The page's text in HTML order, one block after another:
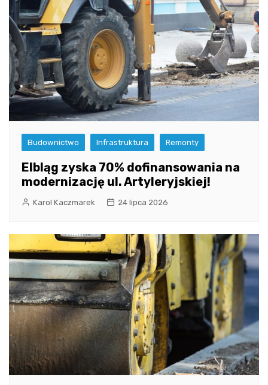
Budownictwo Infrastruktura Remonty
Elbląg zyska 70% dofinansowania na
modernizację ul. Artyleryjskiej!
Karol Kaczmarek 24 lipca 2026